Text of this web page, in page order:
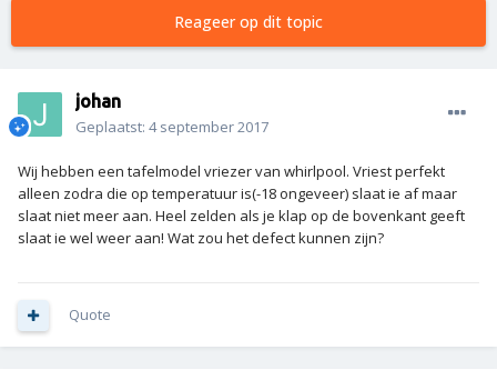
Reageer op dit topic
johan
Geplaatst: 4 september 2017
Wij hebben een tafelmodel vriezer van whirlpool. Vriest perfekt
alleen zodra die op temperatuur is(-18 ongeveer) slaat ie af maar
slaat niet meer aan. Heel zelden als je klap op de bovenkant geeft
slaat ie wel weer aan! Wat zou het defect kunnen zijn?
Quote